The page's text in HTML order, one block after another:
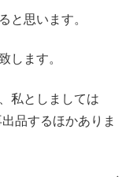
と思います。
します。
私としましては
品するほかありま